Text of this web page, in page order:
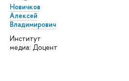
Новичков
Алексей
Владимирович
Институт
медиа: Доцент